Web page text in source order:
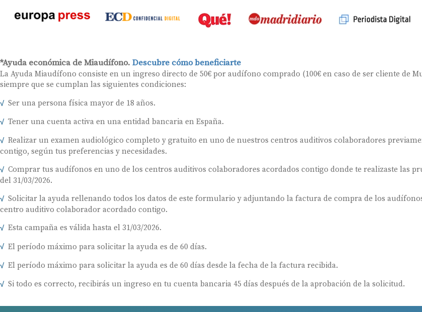
*Ayuda económica de Miaudífono. Descubre cómo beneficiarte
La Ayuda Miaudífono consiste en un ingreso directo de 50€ por audífono comprado (100€ en caso de ser cliente de
siempre que se cumplan las siguientes condiciones:
Ser una persona física mayor de 18 años.
Tener una cuenta activa en una entidad bancaria en España.
Realizar un examen audiológico completo y gratuito en uno de nuestros centros auditivos colaboradores
contigo, según tus preferencias y necesidades.
Comprar tus audífonos en uno de los centros auditivos colaboradores acordados contigo donde te realizaste las
del 31/03/2026.
Solicitar la ayuda rellenando todos los datos de este formulario y adjuntando la factura de compra de los
centro auditivo colaborador acordado contigo.
Esta campaña es válida hasta el 31/03/2026.
El período máximo para solicitar la ayuda es de 60 días.
El período máximo para solicitar la ayuda es de 60 días desde la fecha de la factura recibida.
Si todo es correcto, recibirás un ingreso en tu cuenta bancaria 45 días después de la aprobación de la solicitud.